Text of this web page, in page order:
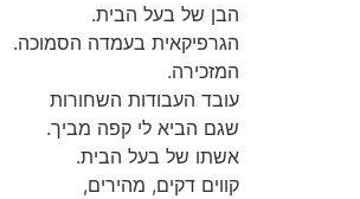
הבן של בעל הבית.
הגרפיקאית בעמדה הסמוכה.
המזכירה.
עובד העבודות השחורות
שגם הביא לי קפה מביך.
אשתו של בעל הבית.
קווים דקים, מהירים,